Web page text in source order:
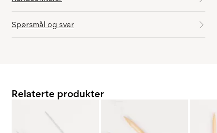
Spørsmål og svar
Relaterte produkter